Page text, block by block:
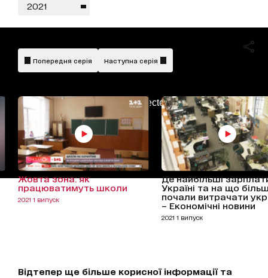
2021
AdBlockDetected!
Попередня серія Наступна серія
Жовта зона: як
працюватимуть школи
2021 1 випуск
Де найбільші
Україні та на що
почали витрачати
– Економічні новини
2021 1 випуск
Відтепер ще більше корисної інформації та